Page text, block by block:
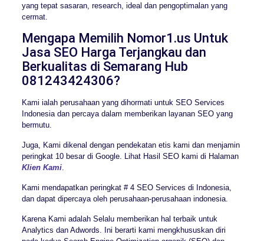
yang tepat sasaran, research, ideal dan pengoptimalan yang
cermat.
Mengapa Memilih Nomor1.us Untuk
Jasa SEO Harga Terjangkau dan
Berkualitas di Semarang Hub
081243424306?
Kami ialah perusahaan yang dihormati untuk SEO Services
Indonesia dan percaya dalam memberikan layanan SEO yang
bermutu.
Juga, Kami dikenal dengan pendekatan etis kami dan menjamin
peringkat 10 besar di Google. Lihat Hasil SEO kami di Halaman
Klien Kami.
Kami mendapatkan peringkat # 4 SEO Services di Indonesia,
dan dapat dipercaya oleh perusahaan-perusahaan indonesia.
Karena Kami adalah Selalu memberikan hal terbaik untuk
Analytics dan Adwords. Ini berarti kami mengkhususkan diri